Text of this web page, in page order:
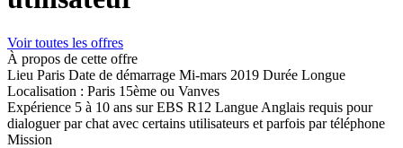
Voir toutes les offres
À propos de cette offre
Lieu Paris Date de démarrage Mi-mars 2019 Durée Longue
Localisation : Paris 15ème ou Vanves
Expérience 5 à 10 ans sur EBS R12 Langue Anglais requis pour
dialoguer par chat avec certains utilisateurs et parfois par téléphone
Mission